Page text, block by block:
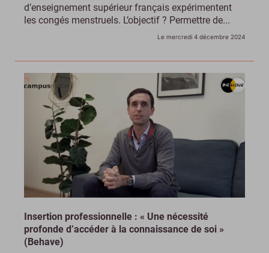
d’enseignement supérieur français expérimentent
les congés menstruels. L’objectif ? Permettre de...
Le mercredi 4 décembre 2024
Insertion professionnelle : « Une nécessité
profonde d’accéder à la connaissance de soi »
(Behave)